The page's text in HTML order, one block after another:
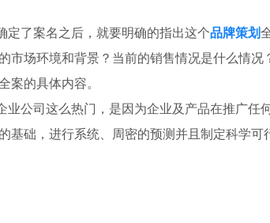
定了案名之后，就要明确的指出这个品牌策划
市场环境和背景？当前的销售情况是什么情
案的具体内容。
业公司这么热门，是因为企业及产品在推广任
基础，进行系统、周密的预测并且制定科学